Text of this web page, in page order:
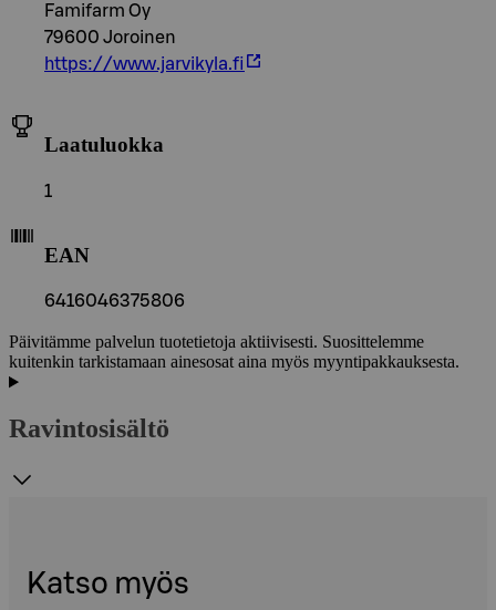
Famifarm Oy
79600 Joroinen
https://www.jarvikyla.fi
Laatuluokka
1
EAN
6416046375806
Päivitämme palvelun tuotetietoja aktiivisesti. Suosittelemme
kuitenkin tarkistamaan ainesosat aina myös myyntipakkauksesta.
Ravintosisältö
Katso myös